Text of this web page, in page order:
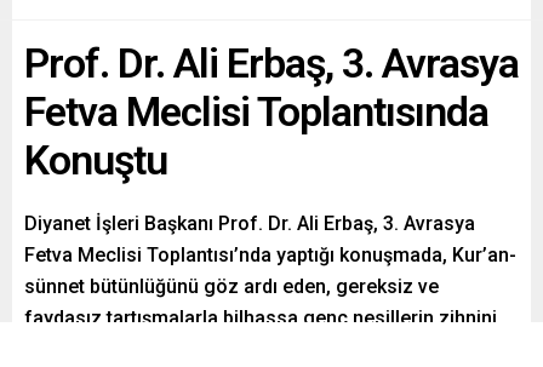
Prof. Dr. Ali Erbaş, 3. Avrasya
Fetva Meclisi Toplantısında
Konuştu
Diyanet İşleri Başkanı Prof. Dr. Ali Erbaş, 3. Avrasya
Fetva Meclisi Toplantısı’nda yaptığı konuşmada, Kur’an-
sünnet bütünlüğünü göz ardı eden, gereksiz ve
faydasız tartışmalarla bilhassa genç nesillerin zihnini